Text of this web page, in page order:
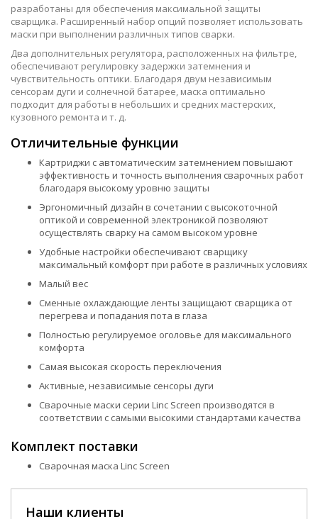
разработаны для обеспечения максимальной защиты
сварщика. Расширенный набор опций позволяет использовать
маски при выполнении различных типов сварки.
Два дополнительных регулятора, расположенных на фильтре,
обеспечивают регулировку задержки затемнения и
чувствительность оптики. Благодаря двум независимым
сенсорам дуги и солнечной батарее, маска оптимально
подходит для работы в небольших и средних мастерских,
кузовного ремонта и т. д.
Отличительные функции
Картриджи с автоматическим затемнением повышают
эффективность и точность выполнения сварочных работ
благодаря высокому уровню защиты
Эргономичный дизайн в сочетании с высокоточной
оптикой и современной электроникой позволяют
осуществлять сварку на самом высоком уровне
Удобные настройки обеспечивают сварщику
максимальный комфорт при работе в различных условиях
Малый вес
Сменные охлаждающие ленты защищают сварщика от
перегрева и попадания пота в глаза
Полностью регулируемое оголовье для максимального
комфорта
Самая высокая скорость переключения
Активные, независимые сенсоры дуги
Сварочные маски серии Linc Screen производятся в
соответствии с самыми высокими стандартами качества
Комплект поставки
Сварочная маска Linc Screen
Наши клиенты